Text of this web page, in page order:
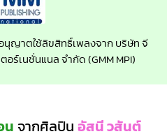
นุญาตใช้ลิขสิทธิ์เพลงจาก บริษัท จี
อร์เนชั่นแนล จำกัด (GMM MPI)
น จากศิลปิน อัสนี วสันต์